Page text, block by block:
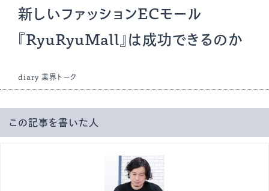
新しいファッションECモール
『RyuRyuMall』は成功できるのか
diary 業界トーク
この記事を書いた人